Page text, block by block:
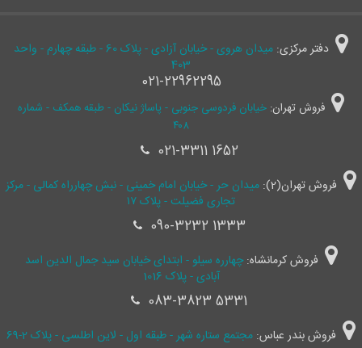
دفتر مرکزی:
میدان هروی - خیابان آزادی - پلاک 60 - طبقه چهارم - واحد
403
021-22962295
فروش تهران: خیابان فردوسی جنوبی - پاساژ نیکان - طبقه همکف - شماره
۴۰۸
021-3311 1652
فروش تهران(2):
میدان حر - خیابان امام خمینی - نبش چهارراه کمالی - مرکز
تجاری فضیلت - پلاک ۱۷
090-3232 1333
فروش کرمانشاه:چهارره سیلو - ابتدای خیابان سید جمال ‌الدین اسد
آبادی - پلاک 1016
083-3823 5331
فروش بندر عباس: مجتمع ستاره شهر - طبقه اول - لاین اطلسی - پلاک 2-69